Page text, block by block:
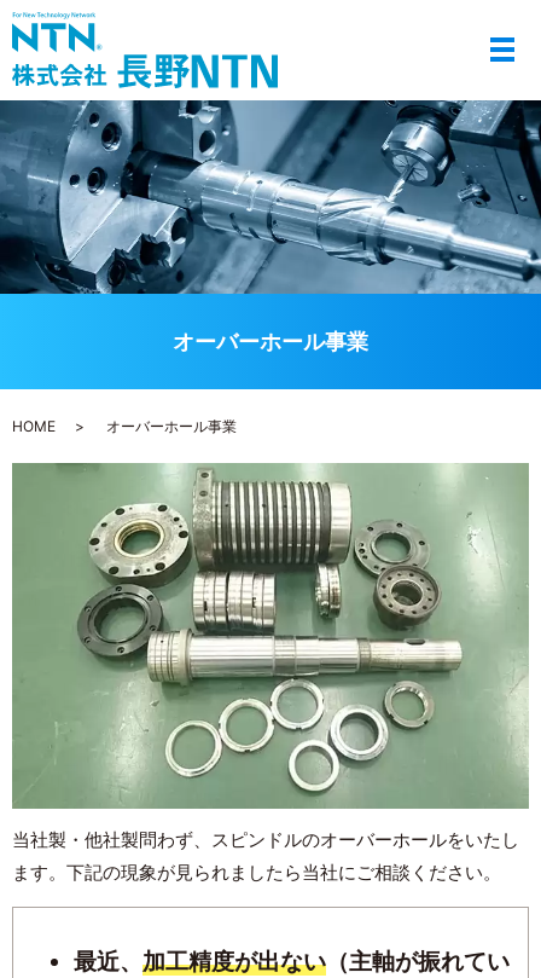
メ
オーバーホール事業
HOME オーバーホール事業
当社製・他社製問わず、スピンドルのオーバーホールをいたし
ます。 下記の現象が見られましたら当社にご相談ください。
最近、 加工精度が出ない（主軸が振れてい